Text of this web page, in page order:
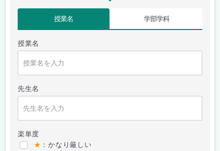
授業名 学部学科
授業名
先生名
楽単度
★ ：かなり厳しい